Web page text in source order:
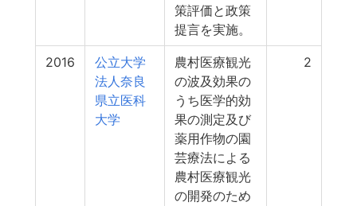
策評価と政策
提言を実施。
2016
公立大学
法人奈良
県立医科
大学
農村医療観光
の波及効果の
うち医学的効
果の測定及び
薬用作物の園
芸療法による
農村医療観光
の開発のため
2